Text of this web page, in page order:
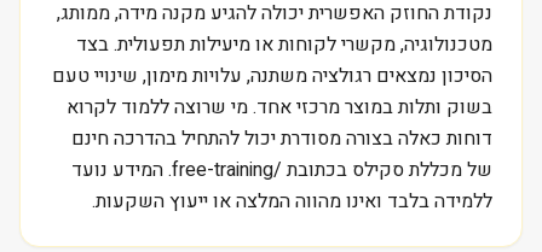
נקודת החוזק האפשרית יכולה להגיע מקנה מידה, ממותג,
מטכנולוגיה, מקשרי לקוחות או מיעילות תפעולית. בצד
הסיכון נמצאים רגולציה משתנה, עלויות מימון, שינויי טעם
בשוק ותלות במוצר מרכזי אחד. מי שרוצה ללמוד לקרוא
דוחות כאלה בצורה מסודרת יכול להתחיל בהדרכה חינם
של מכללת סקילס בכתובת /free-training. המידע נועד
ללמידה בלבד ואינו מהווה המלצה או ייעוץ השקעות.